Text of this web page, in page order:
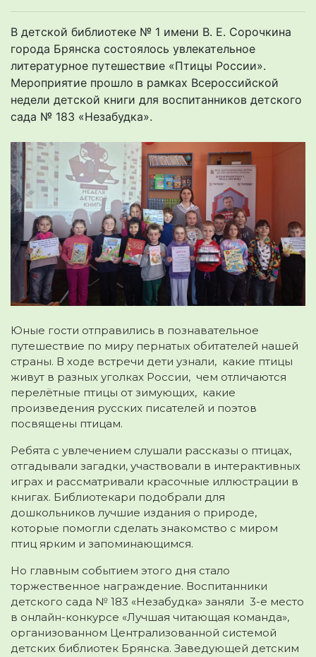
В детской библиотеке № 1 имени В. Е. Сорочкина
города Брянска состоялось увлекательное
литературное путешествие «Птицы России».
Мероприятие прошло в рамках Всероссийской
недели детской книги для воспитанников детского
сада № 183 «Незабудка».
Юные гости отправились в познавательное
путешествие по миру пернатых обитателей нашей
страны. В ходе встречи дети узнали, какие птицы
живут в разных уголках России, чем отличаются
перелётные птицы от зимующих, какие
произведения русских писателей и поэтов
посвящены птицам.
Ребята с увлечением слушали рассказы о птицах,
отгадывали загадки, участвовали в интерактивных
играх и рассматривали красочные иллюстрации в
книгах. Библиотекари подобрали для
дошкольников лучшие издания о природе,
которые помогли сделать знакомство с миром
птиц ярким и запоминающимся.
Но главным событием этого дня стало
торжественное награждение. Воспитанники
детского сада № 183 «Незабудка» заняли 3-е место
в онлайн-конкурсе «Лучшая читающая команда»,
организованном Централизованной системой
детских библиотек Брянска. Заведующей детским